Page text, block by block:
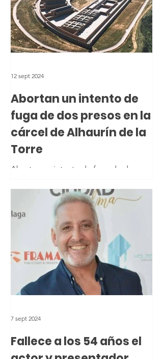
Abortan un intento de
fuga de dos presos en la
cárcel de Alhaurín de la
Torre
Abortan un intento de fuga de dos
12 sept 2024
Fallece a los 54 años el
7 sept 2024